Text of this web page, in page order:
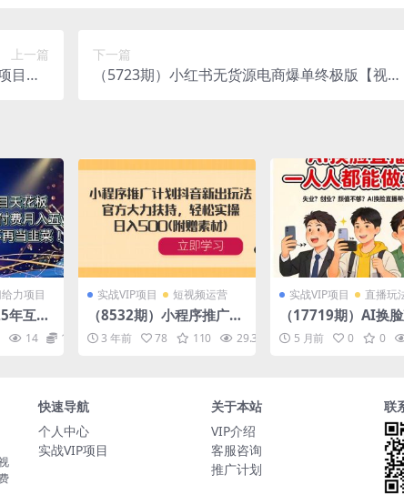
上一篇
，0
下一篇
（5723期）小红书无货源电商爆单终极版【视频
力项目
年互联
人如
风翻
14 10
实战VIP项目 短视频运营
（8532期）小程序推广计
划抖音新出玩法，官方大
力扶持，轻松实操，日入5
3 年前 78 110 29.3K 10
实战VIP项目 直播玩
（17719期）AI换
播，人人都能做主播
5 月前 0 0
快速导航
个人中心
实战VIP项目
关于本站
VIP介绍
客服咨询
推广计划
联